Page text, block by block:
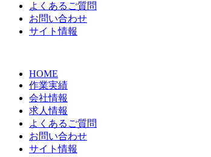
よくあるご質問
お問い合わせ
サイト情報
HOME
作業実績
会社情報
求人情報
よくあるご質問
お問い合わせ
サイト情報